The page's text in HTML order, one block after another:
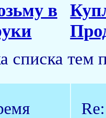
в
списка тем
Re: